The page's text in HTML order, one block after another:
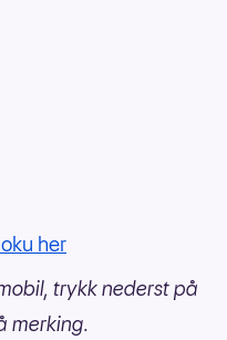
her
trykk nederst på
merking.